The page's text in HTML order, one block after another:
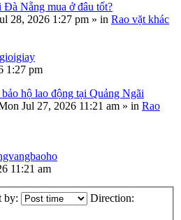
Đà Nẵng mua ở đâu tốt?
28, 2026 1:27 pm » in Rao vặt khác
1:27 pm
hộ lao động tại Quảng Ngãi
Jul 27, 2026 11:21 am » in Rao
11:21 am
by: Direction: